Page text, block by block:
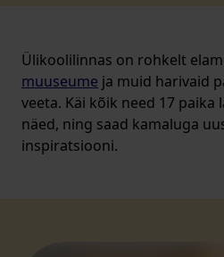
Ülikoolilinnas on rohkelt
muuseume ja muid harivaid
veeta. Käi kõik need 17 paika
näed, ning saad kamaluga
inspiratsiooni.